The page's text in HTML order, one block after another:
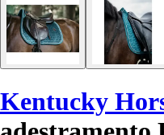
Kentucky